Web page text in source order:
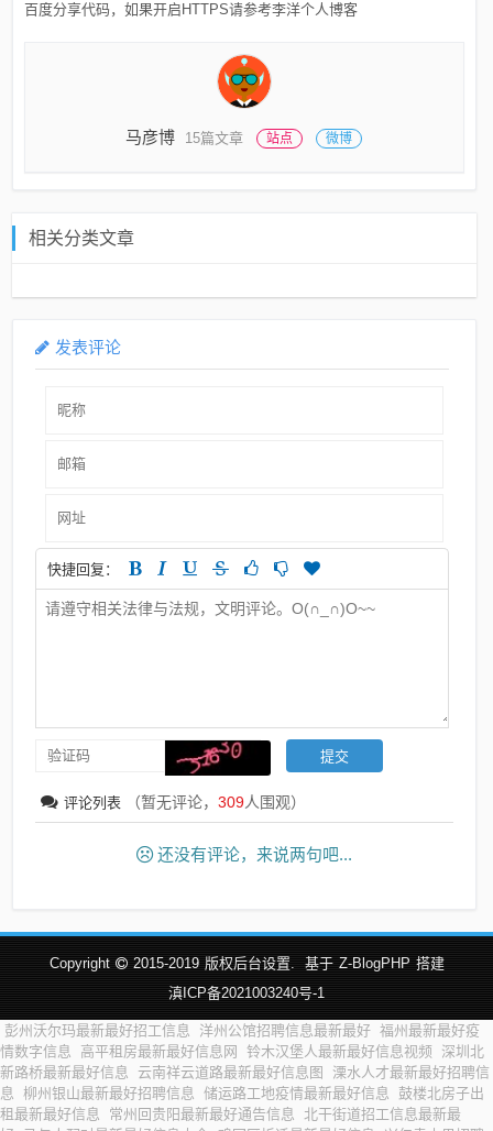
百度分享代码，如果开启HTTPS请参考李洋个人博客
马彦博 15篇文章 站点 微博
相关分类文章
发表评论
快捷回复：
评论列表 （暂无评论，309人围观）
还没有评论，来说两句吧...
Copyright 2015-2019 版权后台设置. 基于 Z-BlogPHP 搭建
滇ICP备2021003240号-1
彭州沃尔玛最新最好招工信息 洋州公馆招聘信息最新最好 福州最新最好疫
情数字信息
高平租房最新最好信息网 铃木汉堡人最新最好信息视频 深圳北
新路桥最新最好信息
云南祥云道路最新最好信息图
溧水人才最新最好招聘信
息 柳州银山最新最好招聘信息 储运路工地疫情最新最好信息 鼓楼北房子出
租最新最好信息
常州回贵阳最新最好通告信息 北干街道招工信息最新最